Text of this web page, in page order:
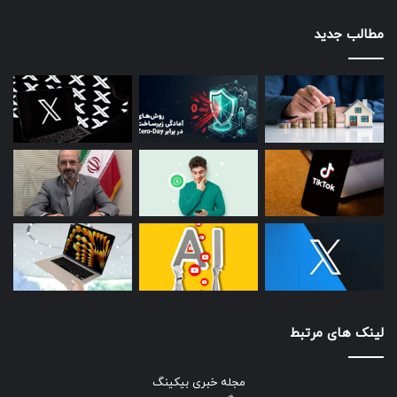
فناوری را هنگام صرف غذا و در طول شب تعطیل کنید. بهتر است
هنگام صرف غذا در خانه یا بیرون حتی گوشی‌تان را خاموش کنید.
در زمان‌های غیرضروری، گوشی هوشمند و رایانه را دور از دسترس
قرار دهید. هنگام خواب، غذا خوردن، تماشای تلویزیون، مطالعه،
معاشرت، وقت‌گذرانی‌های جمعی و به‌طور کلی هر فعالیت دیگر، تا
جایی که امکان دارد گوشی را کنارتان نگذارید. تحقیقات نشان
می‌دهد که دسترسی آسان به گوشی هوشمند و رایانه در هنگام
فعالیتی دیگر می‌تواند موجب اختلال در تمرکز و کاهش کیفیت آن
فعالیت شود. علاوه بر این، دسترسی آسان به گوشی هوشمند
لذت حضور در لحظه‌ها را از بین می‌برد.
برنامه‌های غیرضروری را از روی گوشی حذف و اعلان‌های غیرضروری
را غیرفعال کنید.
مطالب جدید
لینک های مرتبط
مجله خبری بیکینگ